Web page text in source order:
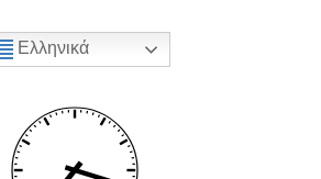
Ελληνικά